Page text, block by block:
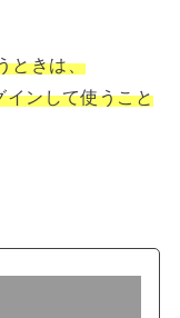
ときは、
インして使うこと